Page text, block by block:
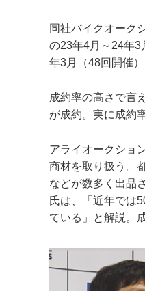
同社バイクオーク
の23年4月～24年3
年3月（48回開催
成約率の高さで言
が成約。実に成約
アライオークショ
商材を取り扱う。
などが数多く出品
氏は、「近年では
ている」と解説。